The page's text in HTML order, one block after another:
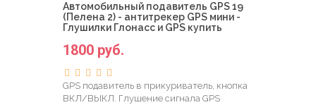
Автомобильный подавитель GPS 19
(Пелена 2) - антитрекер GPS мини -
Глушилки Глонасс и GPS купить
1800 руб.
GPS подавитель в прикуриватель, кнопка
ВКЛ/ВЫКЛ. Глушение сигнала GPS